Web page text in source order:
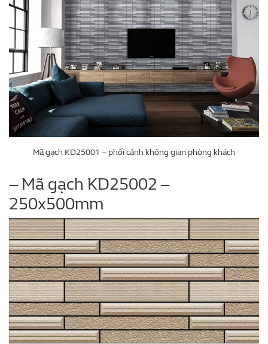
Mã gạch KD25001 – phối cảnh không gian phòng khách
– Mã gạch KD25002 –
250x500mm